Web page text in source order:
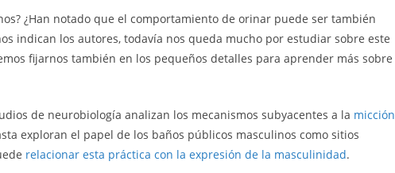
¿Han notado que el comportamiento de orinar puede ser también
indican los autores, todavía nos queda mucho por estudiar sobre este
fijarnos también en los pequeños detalles para aprender más sobre
de neurobiología analizan los mecanismos subyacentes a la micción
exploran el papel de los baños públicos masculinos como sitios
relacionar esta práctica con la expresión de la masculinidad.